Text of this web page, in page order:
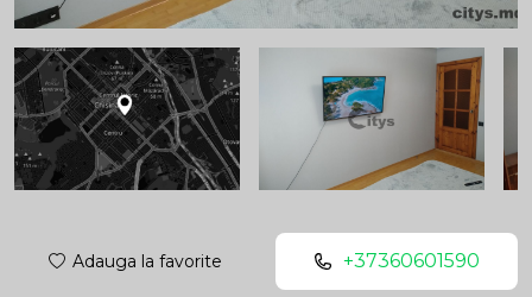
Adauga la favorite +37360601590